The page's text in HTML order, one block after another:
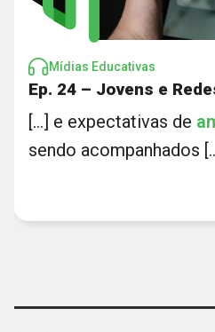
Mídias Educativas
Ep. 24 – Jovens e
[...] e expectativas de
sendo acompanhados